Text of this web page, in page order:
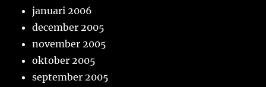
januari 2006
december 2005
november 2005
oktober 2005
september 2005